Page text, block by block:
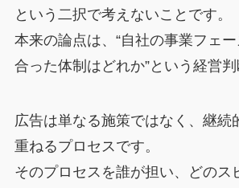
という二択で考えないことです。
本来の論点は、“自社の事業フェ
合った体制はどれか”という経営判
広告は単なる施策ではなく、継続
重ねるプロセスです。
そのプロセスを誰が担い、どのス